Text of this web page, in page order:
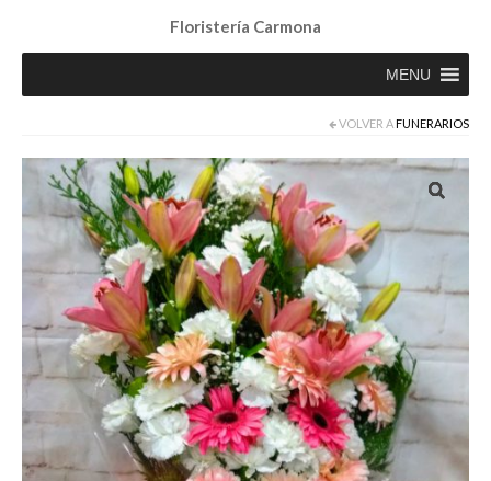
Floristería Carmona
MENU
VOLVER AFUNERARIOS